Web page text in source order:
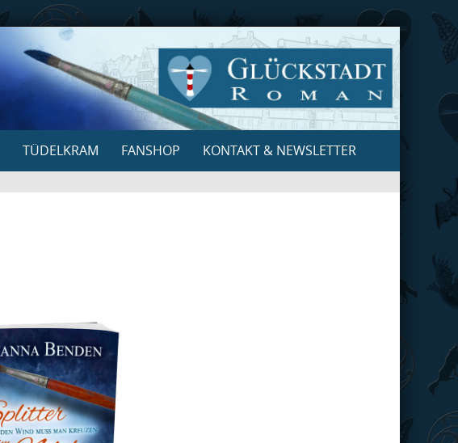
TÜDELKRAM FANSHOP KONTAKT & NEWSLETTER